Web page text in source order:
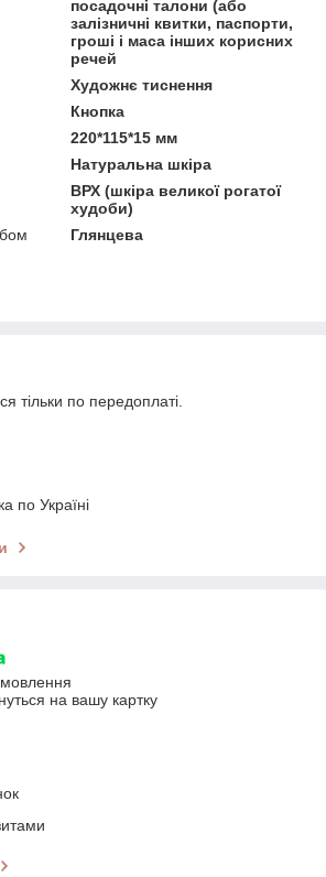
посадочні талони (або
залізничні квитки, паспорти,
гроші і маса інших корисних
речей
Художнє тиснення
Кнопка
220*115*15 мм
Натуральна шкіра
ВРХ (шкіра великої рогатої
худоби)
Глянцева
тільки по передоплаті.
по Україні
на вашу картку